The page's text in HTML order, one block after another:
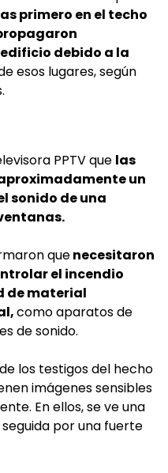
primero en el techo
debido a la
esos lugares, según
PPTV que las
un
sonido de una
quenecesitaron
el incendio
de material
como aparatos de
de sonido.
los testigos del hecho
imágenes sensibles
En ellos, se ve una
por una fuerte